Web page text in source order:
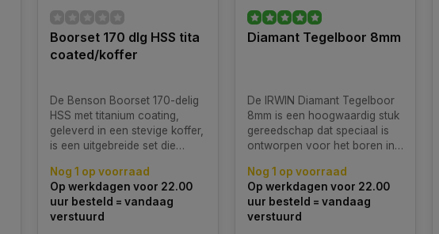
Boorset 170 dlg HSS tita
coated/koffer
De Benson Boorset 170-delig
HSS met titanium coating,
geleverd in een stevige koffer,
is een uitgebreide set die
boorwerkzaamheden in
materialen zoals metaal, hout
en kunststof.
Nog 1 op voorraad
Op werkdagen voor 22.00
uur besteld = vandaag
verstuurd
Diamant Tegelboor 8mm
De IRWIN Diamant Tegelboor
8mm is een hoogwaardig stuk
gereedschap dat speciaal is
ontworpen voor het boren in
glas en andere harde
materialen.
Nog 1 op voorraad
Op werkdagen voor 22.00
uur besteld = vandaag
verstuurd